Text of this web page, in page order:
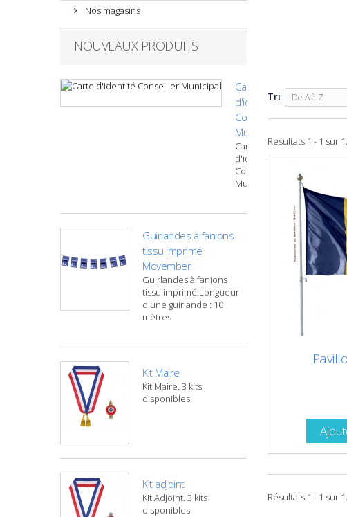
Nos magasins
NOUVEAUX PRODUITS
Carte
d'identité
Conseiller
Municipal
Carte
d'identité
Conseiller
Municipal
Guirlandes à fanions
tissu imprimé
Movember
Guirlandes à fanions
tissu imprimé.Longueur
d'une guirlande : 10
mètres
Kit Maire
Kit Maire. 3 kits
disponibles
Kit adjoint
Kit Adjoint. 3 kits
disponibles
Tri De A à Z
Résultats 1 - 1 sur 1.
Résultats 1 - 1 sur 1.